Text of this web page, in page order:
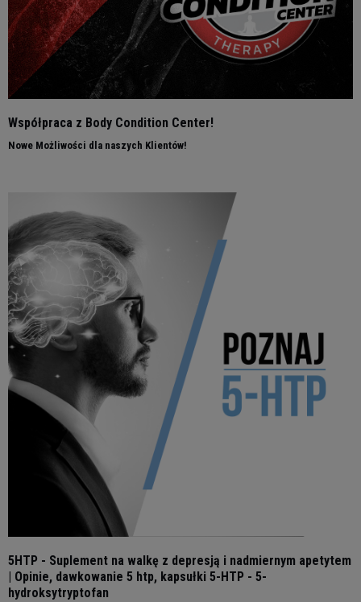
Współpraca z Body Condition Center!
Nowe Możliwości dla naszych Klientów!
5HTP - Suplement na walkę z depresją i nadmiernym apetytem
| Opinie, dawkowanie 5 htp, kapsułki 5-HTP - 5-
hydroksytryptofan